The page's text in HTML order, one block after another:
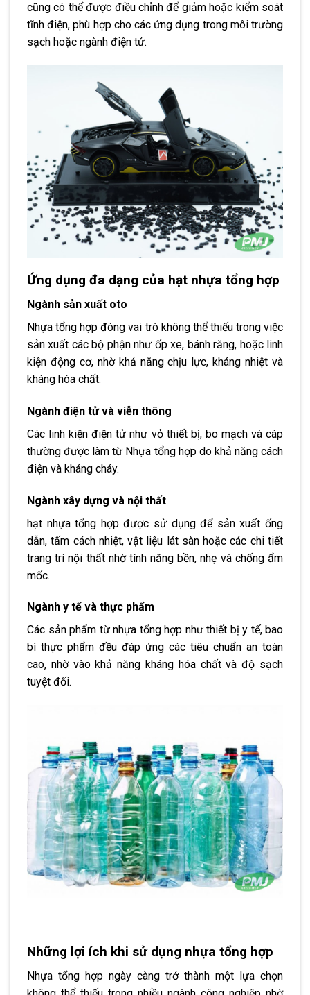
cũng có thể được điều chỉnh để giảm hoặc kiểm soát
tĩnh điện, phù hợp cho các ứng dụng trong môi trường
sạch hoặc ngành điện tử.
Ứng dụng đa dạng của hạt nhựa tổng hợp
Ngành sản xuất oto
Nhựa tổng hợp đóng vai trò không thể thiếu trong việc
sản xuất các bộ phận như ốp xe, bánh răng, hoặc linh
kiện động cơ, nhờ khả năng chịu lực, kháng nhiệt và
kháng hóa chất.
Ngành điện tử và viễn thông
Các linh kiện điện tử như vỏ thiết bị, bo mạch và cáp
thường được làm từ Nhựa tổng hợp do khả năng cách
điện và kháng cháy.
Ngành xây dựng và nội thất
hạt nhựa tổng hợp được sử dụng để sản xuất ống
dẫn, tấm cách nhiệt, vật liệu lát sàn hoặc các chi tiết
trang trí nội thất nhờ tính năng bền, nhẹ và chống ẩm
mốc.
Ngành y tế và thực phẩm
Các sản phẩm từ nhựa tổng hợp như thiết bị y tế, bao
bì thực phẩm đều đáp ứng các tiêu chuẩn an toàn
cao, nhờ vào khả năng kháng hóa chất và độ sạch
tuyệt đối.
Những lợi ích khi sử dụng nhựa tổng hợp
Nhựa tổng hợp ngày càng trở thành một lựa chọn